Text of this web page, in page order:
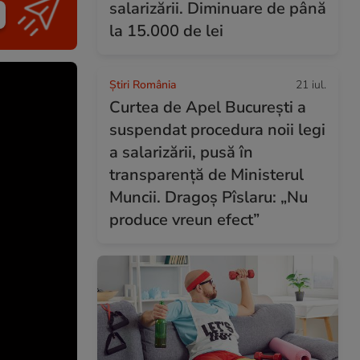
salarizării. Diminuare de până
la 15.000 de lei
Știri România 21 iul.
Curtea de Apel București a
suspendat procedura noii legi
a salarizării, pusă în
transparență de Ministerul
Muncii. Dragoș Pîslaru: „Nu
produce vreun efect”